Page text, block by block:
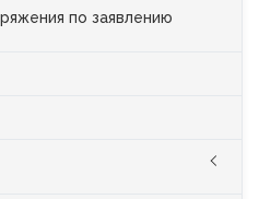
по заявлению